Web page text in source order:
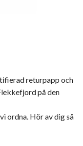
returpapp och
på den
ordna. Hör av dig så